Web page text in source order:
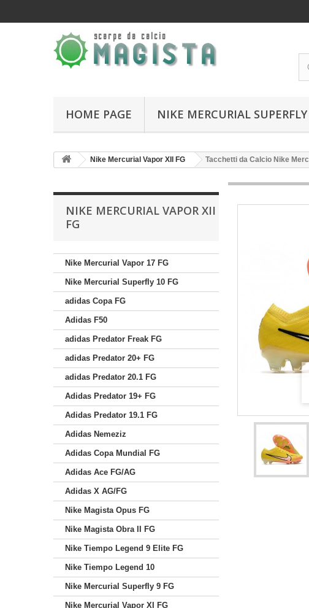
HOME PAGE NIKE MERCURIAL
Nike Mercurial Vapor XII FG Tacchetti da Calcio Nike
NIKE MERCURIAL VAPOR XII
FG
Nike Mercurial Vapor 17 FG
Nike Mercurial Superfly 10 FG
adidas Copa FG
Adidas F50
adidas Predator Freak FG
adidas Predator 20+ FG
adidas Predator 20.1 FG
Adidas Predator 19+ FG
Adidas Predator 19.1 FG
Adidas Nemeziz
Adidas Copa Mundial FG
Adidas Ace FG/AG
Adidas X AG/FG
Nike Magista Opus FG
Nike Magista Obra II FG
Nike Tiempo Legend 9 Elite FG
Nike Tiempo Legend 10
Nike Mercurial Superfly 9 FG
Nike Mercurial Vapor XI FG